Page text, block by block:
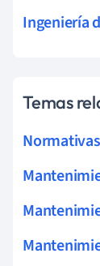
Ingeniería
Temas